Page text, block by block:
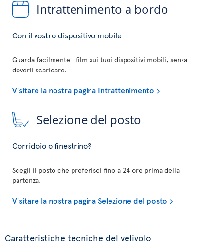
Intrattenimento a bordo
Con il vostro dispositivo mobile
Guarda facilmente i film sui tuoi dispositivi mobili, senza
doverli scaricare.
Visitare la nostra pagina Intrattenimento
Selezione del posto
Corridoio o finestrino?
Scegli il posto che preferisci fino a 24 ore prima della
partenza.
Visitare la nostra pagina Selezione del posto
Caratteristiche tecniche del velivolo